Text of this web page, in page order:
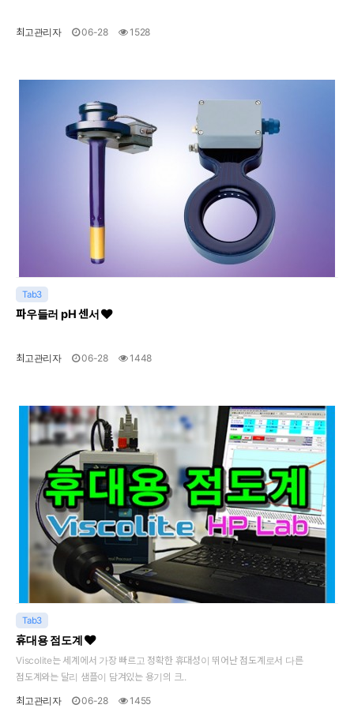
최고관리자 06-28 1528
Tab3
파우들러 pH 센서
최고관리자 06-28 1448
Tab3
휴대용 점도계
Viscolite는 세계에서 가장 빠르고 정확한 휴대성이 뛰어난 점도계로서 다른
점도계와는 달리 샘플이 담겨있는 용기의 크..
최고관리자
06-28 1455